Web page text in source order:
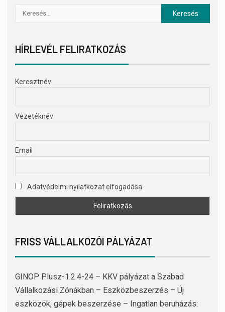
HÍRLEVÉL FELIRATKOZÁS
Keresztnév
Vezetéknév
Email
Adatvédelmi nyilatkozat elfogadása
FRISS VÁLLALKOZÓI PÁLYÁZAT
GINOP Plusz-1.2.4-24 – KKV pályázat a Szabad
Vállalkozási Zónákban – Eszközbeszerzés – Új
eszközök, gépek beszerzése – Ingatlan beruházás: